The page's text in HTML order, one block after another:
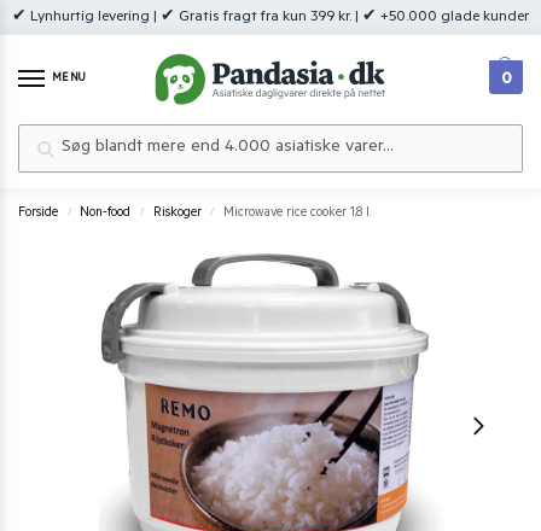
✔ Lynhurtig levering | ✔ Gratis fragt fra kun 399 kr. | ✔ +50.000 glade kunder
MENU 0
Forside / Non-food / Riskoger / Microwave rice cooker 1,8 l.